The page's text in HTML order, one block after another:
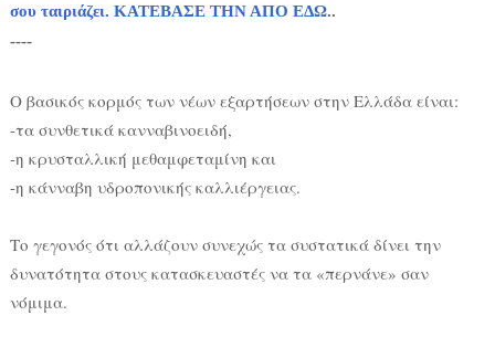
σου ταιριάζει. ΚΑΤΕΒΑΣΕ ΤΗΝ ΑΠΟ ΕΔΩ..
----
Ο βασικός κορμός των νέων εξαρτήσεων στην Ελλάδα είναι:
-τα συνθετικά κανναβινοειδή,
-η κρυσταλλική μεθαμφεταμίνη και
-η κάνναβη υδροπονικής καλλιέργειας.
Το γεγονός ότι αλλάζουν συνεχώς τα συστατικά δίνει την
δυνατότητα στους κατασκευαστές να τα «περνάνε» σαν
νόμιμα.